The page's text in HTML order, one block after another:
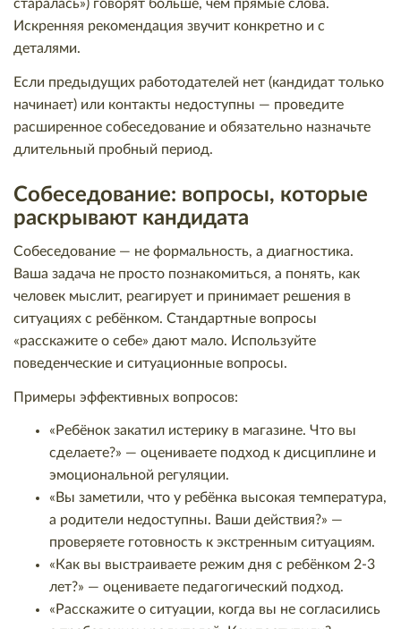
старалась») говорят больше, чем прямые слова.
Искренняя рекомендация звучит конкретно и с
деталями.
Если предыдущих работодателей нет (кандидат только
начинает) или контакты недоступны — проведите
расширенное собеседование и обязательно назначьте
длительный пробный период.
Собеседование: вопросы, которые
раскрывают кандидата
Собеседование — не формальность, а диагностика.
Ваша задача не просто познакомиться, а понять, как
человек мыслит, реагирует и принимает решения в
ситуациях с ребёнком. Стандартные вопросы
«расскажите о себе» дают мало. Используйте
поведенческие и ситуационные вопросы.
Примеры эффективных вопросов:
«Ребёнок закатил истерику в магазине. Что вы
сделаете?» — оцениваете подход к дисциплине и
эмоциональной регуляции.
«Вы заметили, что у ребёнка высокая температура,
а родители недоступны. Ваши действия?» —
проверяете готовность к экстренным ситуациям.
«Как вы выстраиваете режим дня с ребёнком 2-3
лет?» — оцениваете педагогический подход.
«Расскажите о ситуации, когда вы не согласились